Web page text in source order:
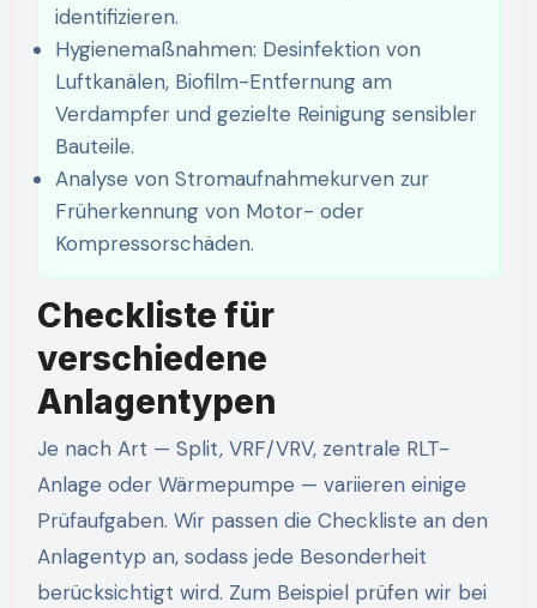
identifizieren.
Hygienemaßnahmen: Desinfektion von
Luftkanälen, Biofilm-Entfernung am
Verdampfer und gezielte Reinigung sensibler
Bauteile.
Analyse von Stromaufnahmekurven zur
Früherkennung von Motor- oder
Kompressorschäden.
Checkliste für
verschiedene
Anlagentypen
Je nach Art — Split, VRF/VRV, zentrale RLT-
Anlage oder Wärmepumpe — variieren einige
Prüfaufgaben. Wir passen die Checkliste an den
Anlagentyp an, sodass jede Besonderheit
berücksichtigt wird. Zum Beispiel prüfen wir bei